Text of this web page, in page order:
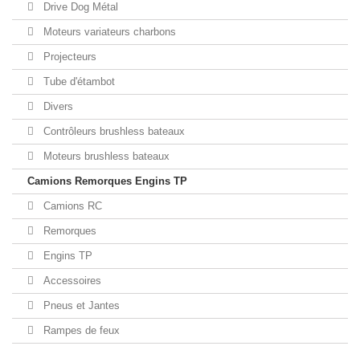
Drive Dog Métal
Moteurs variateurs charbons
Projecteurs
Tube d'étambot
Divers
Contrôleurs brushless bateaux
Moteurs brushless bateaux
Camions Remorques Engins TP
Camions RC
Remorques
Engins TP
Accessoires
Pneus et Jantes
Rampes de feux